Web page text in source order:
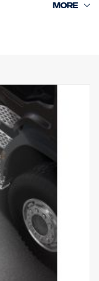
luzes dos degraus